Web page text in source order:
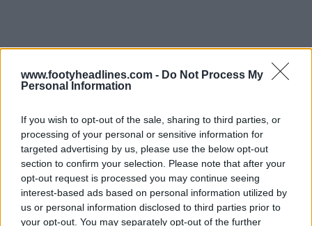
www.footyheadlines.com - Do Not Process My
Personal Information
If you wish to opt-out of the sale, sharing to third parties, or
processing of your personal or sensitive information for
targeted advertising by us, please use the below opt-out
section to confirm your selection. Please note that after your
opt-out request is processed you may continue seeing
interest-based ads based on personal information utilized by
us or personal information disclosed to third parties prior to
your opt-out. You may separately opt-out of the further
La nuovamaglia lifestyle Adidas Juventus 26-27
geometrico del 1994 sulle spalle è realizzato in nero
con un leggero effetto sfumato maculato.